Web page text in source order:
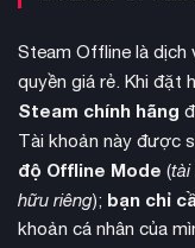
Phiên bản remake
ray tracing tân tiến,
chân thực. Các hiệu
được nâng cấp hoàn
ám ảnh hơn bao giờ
lại từ đầu với âm
gian kinh dị đặc
Steam Offline là dịch
quyền giá rẻ. Khi đặt
Steam chính hãng
Tài khoản này được
độ Offline Mode (tài
hữu riêng); bạn chỉ
khoản cá nhân của